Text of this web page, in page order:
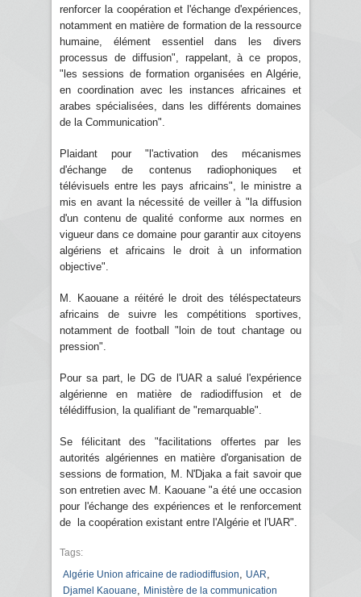
renforcer la coopération et l'échange d'expériences,
notamment en matière de formation de la ressource
humaine, élément essentiel dans les divers
processus de diffusion", rappelant, à ce propos,
"les sessions de formation organisées en Algérie,
en coordination avec les instances africaines et
arabes spécialisées, dans les différents domaines
de la Communication".
Plaidant pour "l'activation des mécanismes
d'échange de contenus radiophoniques et
télévisuels entre les pays africains", le ministre a
mis en avant la nécessité de veiller à "la diffusion
d'un contenu de qualité conforme aux normes en
vigueur dans ce domaine pour garantir aux citoyens
algériens et africains le droit à un information
objective".
M. Kaouane a réitéré le droit des téléspectateurs
africains de suivre les compétitions sportives,
notamment de football "loin de tout chantage ou
pression".
Pour sa part, le DG de l'UAR a salué l'expérience
algérienne en matière de radiodiffusion et de
télédiffusion, la qualifiant de "remarquable".
Se félicitant des "facilitations offertes par les
autorités algériennes en matière d'organisation de
sessions de formation, M. N'Djaka a fait savoir que
son entretien avec M. Kaouane "a été une occasion
pour l'échange des expériences et le renforcement
de la coopération existant entre l'Algérie et l'UAR".
Tags:
Algérie Union africaine de radiodiffusion
UAR
Djamel Kaouane Ministère de la communication